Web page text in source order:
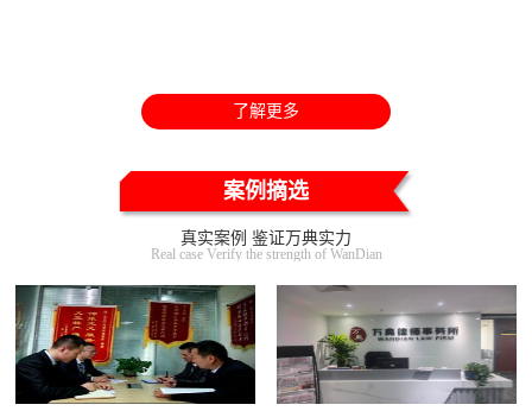
了解更多
案例摘选
真实案例 鉴证万典实力
Real case Verify the strength of WanDian